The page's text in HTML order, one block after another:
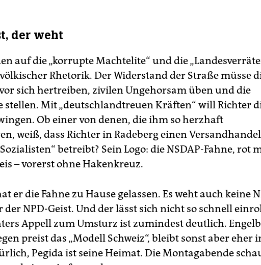
der weht
auf die „korrupte Machtelite“ und die
Rhetorik. Der Widerstand der Straße müsse
sich hertreiben, zivilen Ungehorsam üben und die
stellen. Mit „deutschlandtreuen Kräften“ will Richter
Ob einer von denen, die ihm so herzhaft
weiß, dass Richter in Radeberg einen
betreibt? Sein Logo: die NSDAP-Fahne, rot
– vorerst ohne Hakenkreuz.
er die Fahne zu Hause gelassen. Es weht auch keine
der NPD-Geist. Und der lässt sich nicht so schnell
Appell zum Umsturz ist zumindest deutlich.
preist das „Modell Schweiz“, bleibt sonst aber eher
Pegida ist seine Heimat. Die Montagabende